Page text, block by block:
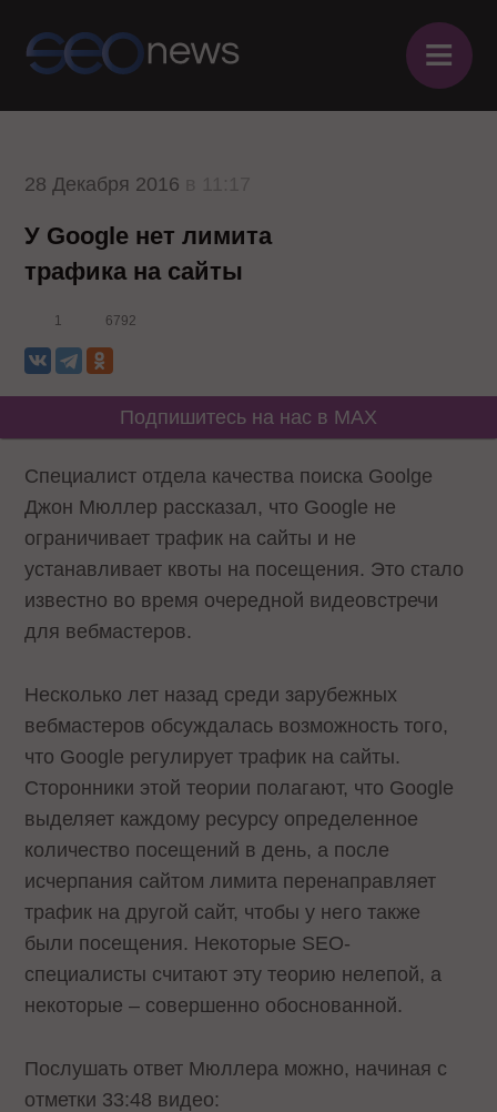
≡
28 Декабря 2016
У Google нет лимита
трафика на сайты
1 6792
Подпишитесь на нас в MAX
Специалист отдела качества поиска Goolge
Джон Мюллер рассказал, что Google не
ограничивает трафик на сайты и не
устанавливает квоты на посещения. Это стало
известно во время очередной видеовстречи
для вебмастеров.
Несколько лет назад среди зарубежных
вебмастеров обсуждалась возможность того,
что Google регулирует трафик на сайты.
Сторонники этой теории полагают, что Google
выделяет каждому ресурсу определенное
количество посещений в день, а после
исчерпания сайтом лимита перенаправляет
трафик на другой сайт, чтобы у него также
были посещения. Некоторые SEO-
специалисты считают эту теорию нелепой, а
некоторые – совершенно обоснованной.
Послушать ответ Мюллера можно, начиная с
отметки 33:48 видео: